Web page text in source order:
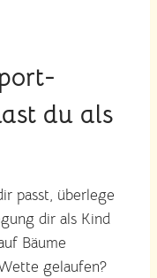
du als
passt, überlege
dir als Kind
Bäume
gelaufen?